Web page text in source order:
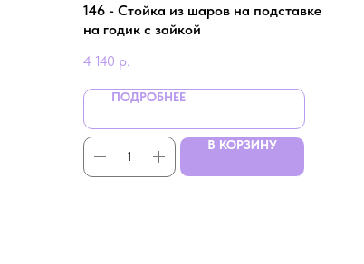
146 - Стойка из шаров на подставке
на годик с зайкой
4 140 р.
ПОДРОБНЕЕ
В КОРЗИНУ